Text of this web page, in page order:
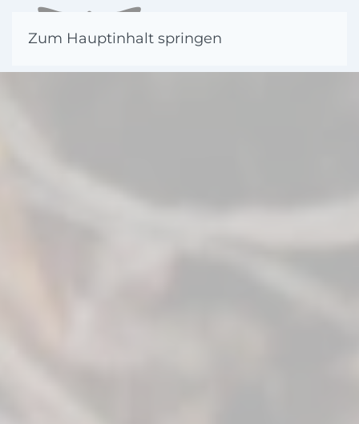
Zum Hauptinhalt springen